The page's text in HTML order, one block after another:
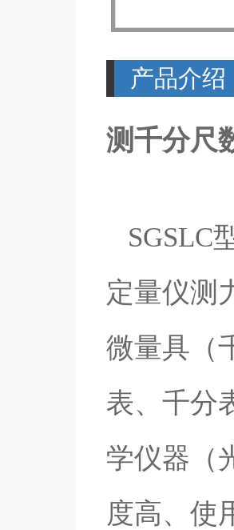
产品介绍
测千分尺
SGSLC
定量仪测
微量具（
表、千分
学仪器（
度高、使